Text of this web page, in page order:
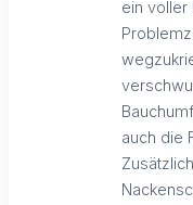
ein voller
auch die